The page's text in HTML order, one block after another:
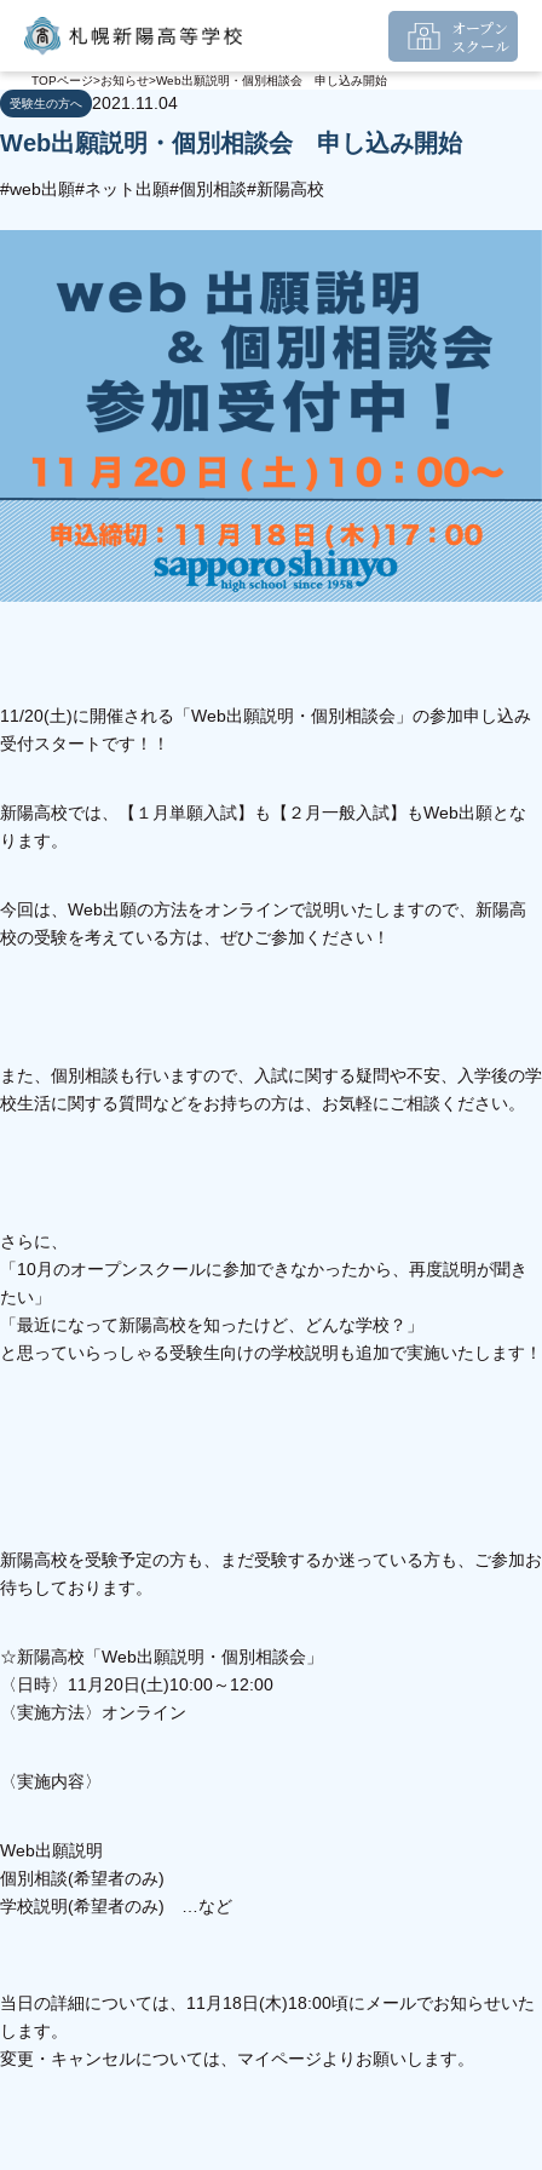
オープン
スクール
TOPページ お知らせ Web出願説明・個別相談会 申し込み開始
受験生の方へ
2021.11.04
Web出願説明・個別相談会 申し込み開始
#web出願#ネット出願#個別相談#新陽高校
11/20(土)に開催される「Web出願説明・個別相談会」の参加申し込み
受付スタートです！！
新陽高校では、【１月単願入試】も【２月一般入試】もWeb出願とな
ります。
今回は、Web出願の方法をオンラインで説明いたしますので、新陽高
校の受験を考えている方は、ぜひご参加ください！
また、個別相談も行いますので、入試に関する疑問や不安、入学後の学
校生活に関する質問などをお持ちの方は、お気軽にご相談ください。
さらに、
「10月のオープンスクールに参加できなかったから、再度説明が聞き
たい」
「最近になって新陽高校を知ったけど、どんな学校？」
と思っていらっしゃる受験生向けの学校説明も追加で実施いたします！
新陽高校を受験予定の方も、まだ受験するか迷っている方も、ご参加お
待ちしております。
☆新陽高校「Web出願説明・個別相談会」
〈日時〉11月20日(土)10:00～12:00
〈実施方法〉オンライン
〈実施内容〉
Web出願説明
個別相談(希望者のみ)
学校説明(希望者のみ) …など
当日の詳細については、11月18日(木)18:00頃にメールでお知らせいた
します。
変更・キャンセルについては、マイページよりお願いします。